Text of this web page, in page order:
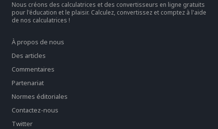
Nous créons des calculatrices et des convertisseurs en ligne gratuits
pour l'éducation et le plaisir. Calculez, convertissez et comptez à l'aide
de nos calculatrices !
À propos de nous
Des articles
Commentaires
Partenariat
Normes éditoriales
Contactez-nous
Twitter